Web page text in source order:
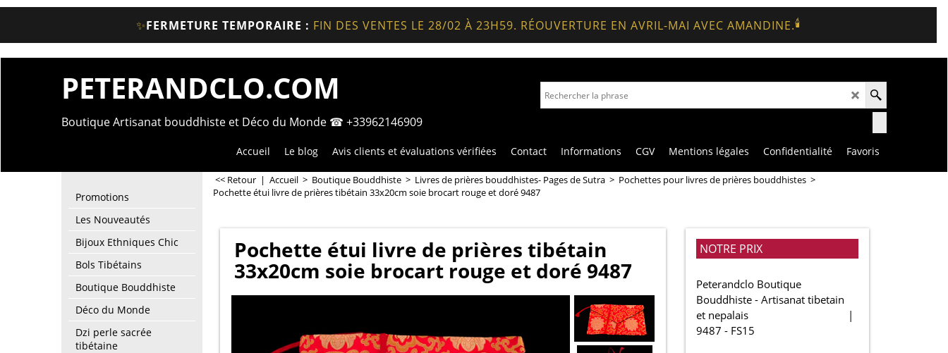
✨FERMETURE TEMPORAIRE : FIN DES VENTES LE 28/02 À 23H59. RÉOUVERTURE EN AVRIL-MAI AVEC AMANDINE.🕯️
PETERANDCLO.COM
Boutique Artisanat bouddhiste et Déco du Monde ☎ +33962146909
Accueil Le blog Avis clients et évaluations vérifiées Contact Informations CGV Mentions légales Confidentialité Favoris
Promotions
Les Nouveautés
Bijoux Ethniques Chic
Bols Tibétains
Boutique Bouddhiste
Déco du Monde
Dzi perle sacrée
tibétaine
<< Retour | Accueil > Boutique Bouddhiste > Livres de prières bouddhistes- Pages de Sutra > Pochettes pour livres de prières bouddhistes >
Pochette étui livre de prières tibétain 33x20cm soie brocart rouge et doré 9487
Pochette étui livre de prières tibétain
33x20cm soie brocart rouge et doré 9487
NOTRE PRIX
Peterandclo Boutique
Bouddhiste - Artisanat tibetain
et nepalais
9487 - FS15